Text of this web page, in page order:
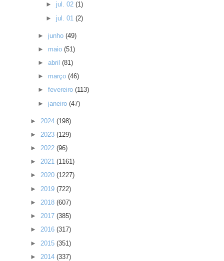
► jul. 02 (1)
► jul. 01 (2)
► junho(49)
► maio(51)
►abril(81)
► março(46)
►fevereiro(113)
► janeiro(47)
► 2024 (198)
► 2023 (129)
► 2022 (96)
► 2021 (1161)
► 2020 (1227)
► 2019 (722)
► 2018 (607)
► 2017 (385)
► 2016 (317)
► 2015 (351)
► 2014 (337)